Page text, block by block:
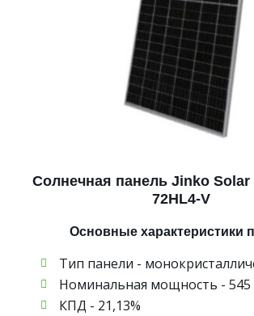
Солнечная панель Jinko Solar
72HL4-V
Основные характеристики
Тип панели -
Номинальная мощность - 545
КПД - 21,13%